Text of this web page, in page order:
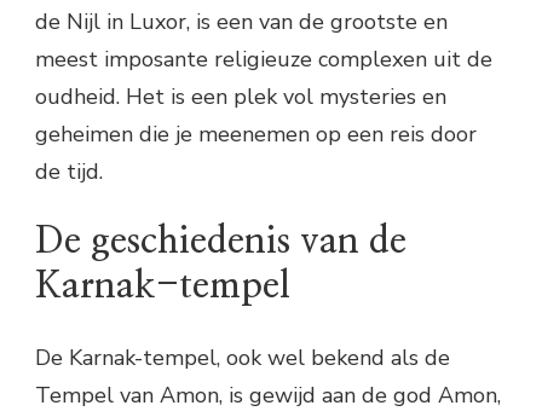
de Nijl in Luxor, is een van de grootste en
meest imposante religieuze complexen uit de
oudheid. Het is een plek vol mysteries en
geheimen die je meenemen op een reis door
de tijd.
De geschiedenis van de
Karnak-tempel
De Karnak-tempel, ook wel bekend als de
Tempel van Amon, is gewijd aan de god Amon,